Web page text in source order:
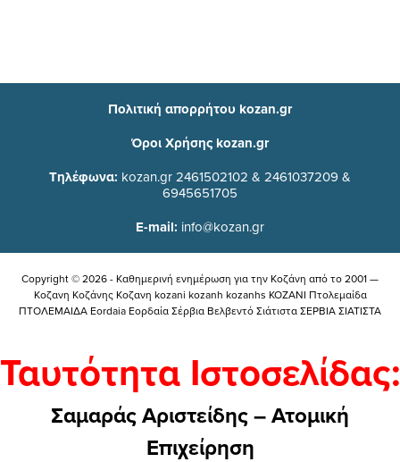
Πολιτική απορρήτου kozan.gr
Όροι Χρήσης kozan.gr
Τηλέφωνα: kozan.gr 2461502102 & 2461037209 &
6945651705
E-mail: info@kozan.gr
Copyright © 2026 - Καθημερινή ενημέρωση για την Kοζάνη από το 2001 —
Κοζανη Κοζάνης Κοζανη kozani kozanh kozanhs KOZANI Πτολεμαίδα
ΠΤΟΛΕΜΑΙΔΑ Eordaia Εορδαία Σέρβια Βελβεντό Σιάτιστα ΣΕΡΒΙΑ ΣΙΑΤΙΣΤΑ
Ταυτότητα Ιστοσελίδας:
Σαμαράς Αριστείδης – Ατομική
Επιχείρηση